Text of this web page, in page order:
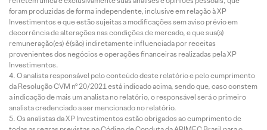
foram produzidas de forma independente, inclusive em relação à XP
Investimentos e que estão sujeitas a modificações sem aviso prévio em
decorrência de alterações nas condições de mercado, e que sua(s)
remuneração(es) é(são) indiretamente influenciada por receitas
provenientes dos negócios e operações financeiras realizadas pela XP
Investimentos.
O analista responsável pelo conteúdo deste relatório e pelo cumprimento
da Resolução CVM nº 20/2021 está indicado acima, sendo que, caso constem
a indicação de mais um analista no relatório, o responsável será o primeiro
analista credenciado a ser mencionado no relatório.
Os analistas da XP Investimentos estão obrigados ao cumprimento de